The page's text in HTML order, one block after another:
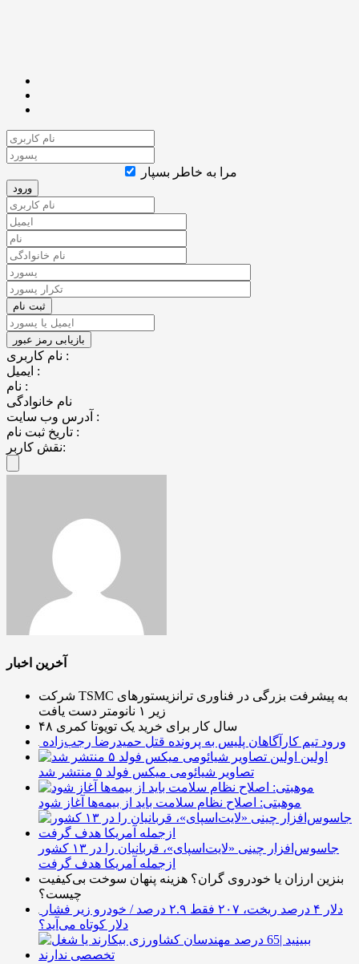
مرا به خاطر بسپار
نام کاربری :
ایمیل :
نام :
نام خانوادگی
آدرس وب سایت :
تاریخ ثبت نام :
نقش کاربر:
آخرین اخبار
شرکت TSMC به پیشرفت بزرگی در فناوری ترانزیستورهای
زیر ۱ نانومتر دست یافت
۴۸ سال کار برای خرید یک تویوتا کمری
ورود تیم کارآگاهان پلیس به پرونده قتل حمیدرضا رجب‌زاده
اولین
تصاویر شیائومی میکس فولد ۵ منتشر شد
موهبتی: اصلاح نظام سلامت باید از بیمه‌ها آغاز شود
جاسوس‌افزار چینی «لایت‌اسپای»، قربانیان را در ۱۳ کشور
ازجمله آمریکا هدف گرفت
بنزین ارزان یا خودروی گران؟ هزینه پنهان سوخت بی‌کیفیت
چیست؟
دلار ۴ درصد ریخت، ۲۰۷ فقط ۲.۹ درصد / خودرو زیر فشار
دلار کوتاه می‌آید؟